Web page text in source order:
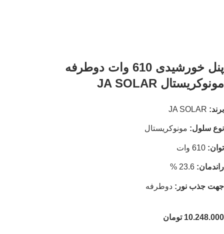
پنل خورشیدی 610 وات دوطرفه
مونوکریستال JA SOLAR
برند: JA SOLAR
نوع سلول: مونوکریستال
توان:
راندمان:
جهت جذب نور: دوطرفه
10.248.000 تومان